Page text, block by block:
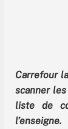
Carrefour
scanner
liste de
l’enseigne.